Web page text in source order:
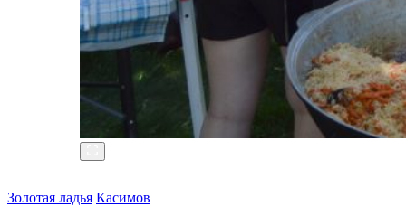
Золотая ладья Касимов